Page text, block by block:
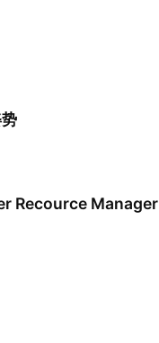
Recource Manager